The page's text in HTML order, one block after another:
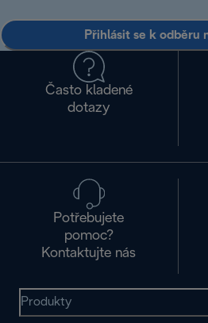
Přihlásit se k odběru
Často kladené
dotazy
Potřebujete
pomoc?
Kontaktujte nás
Produkty